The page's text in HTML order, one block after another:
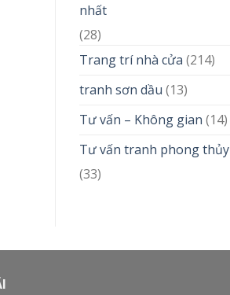
nhất
(28)
Trang trí nhà cửa (214)
tranh sơn dầu (13)
Tư vấn – Không gian (14)
Tư vấn tranh phong thủy
(33)